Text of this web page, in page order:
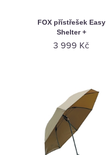
FOX přístřešek Easy
Shelter +
3 999 Kč